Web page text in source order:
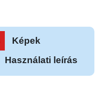
Képek
Használati leírás